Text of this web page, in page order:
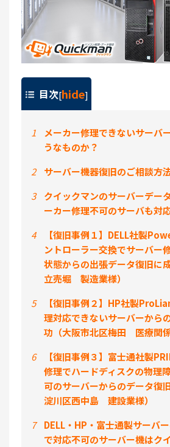
目次[hide]
1
メーカー修理できないサーバ
うなものか？
2
サーバー機器復旧のご相談方
3
クイックマンのサーバーデー
ーカー修理不可のサーバも対
4
【復旧事例１】DELL社製
ントローラー交換でサーバー
状態からの出張データ復旧に
立売堀 製造業様）
5
【復旧事例２】HP社製
理対応できないサーバーから
功（大阪市北区梅田 医療関係
6
【復旧事例３】富士通社製
修理でハードディスクの物理
可のサーバーからのデータ復
淀川区西中島 建設業様）
7
DELL・HP・富士通製サーバ
で対応不可のサーバー機はク